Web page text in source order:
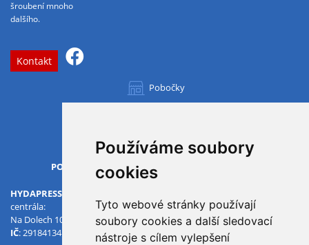
Používáme soubory
cookies
Tyto webové stránky používají
soubory cookies a další sledovací
nástroje s cílem vylepšení
šroubení mnoho
dalšího.
Kontakt
Pobočky
OTVÍRACÍ DOBA
PO-PÁ
HYDAPRESS CZ s.r.o.
centrála:
Na Dolech 109 586 01 Jihlava
IČ: 29184134 : CZ29184134